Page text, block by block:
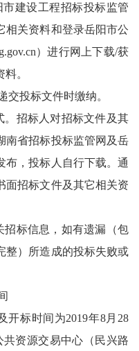
市建设工程招标投标监管
相关资料和登录岳阳市公
）进行网上下载/获
。
交投标文件时缴纳。
。招标人对招标文件及其
南省招标投标监管网及岳
布，投标人自行下载。通
面招标文件及其它相关资
招标信息，如有遗漏（包
整）所造成的投标失败或
开标时间为2019年8月28
共资源交易中心（民兴路